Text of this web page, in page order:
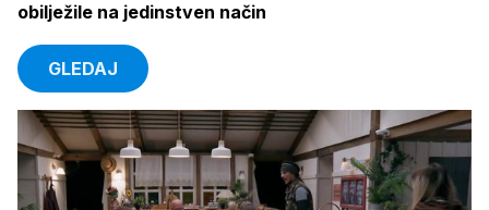
obilježile na jedinstven način
GLEDAJ